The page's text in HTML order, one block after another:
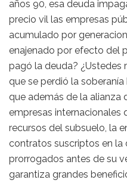
años 90, esa deuda
precio vil las empresas
acumulado por
enajenado por efecto del
pagó la deuda? ¿Ustedes
que se perdió la
que además de la alianza
empresas internacionales
recursos del subsuelo, la
contratos suscriptos en
prorrogados antes de su
garantiza grandes